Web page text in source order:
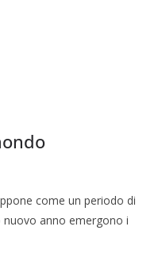
come un periodo di
nuovo anno emergono i